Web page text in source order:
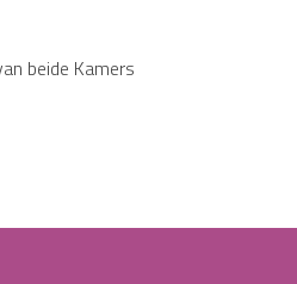
beide Kamers